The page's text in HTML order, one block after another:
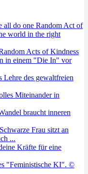
Acts of Kindness
Lehre des gewaltfreien
braucht inneren
Kräfte für eine